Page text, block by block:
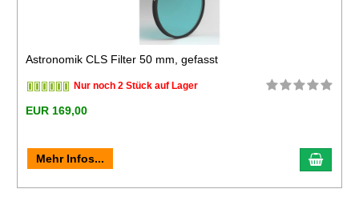
Astronomik CLS Filter 50 mm, gefasst
Nur noch 2 Stück auf Lager
EUR 169,00
Mehr Infos...